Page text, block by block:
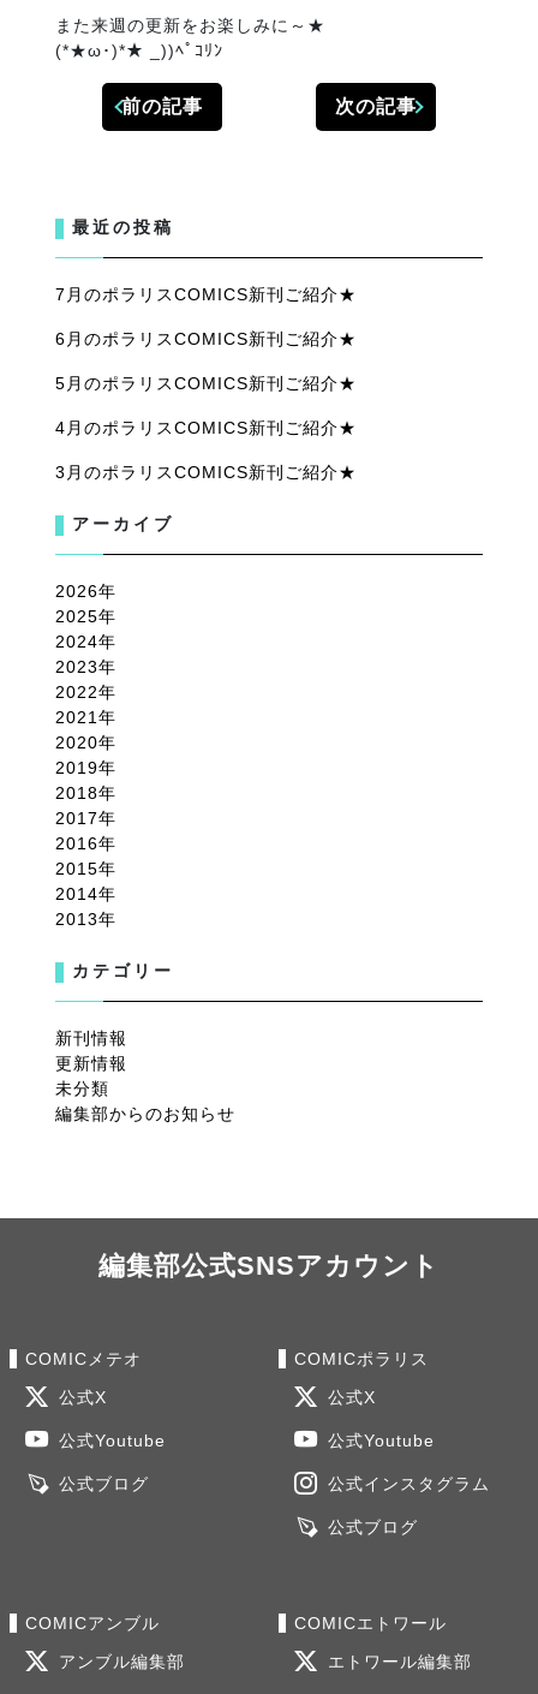
また来週の更新をお楽しみに～★
(*★ω･)*★ _))ﾍﾟｺﾘﾝ
前の記事 次の記事
最近の投稿
7月のポラリスCOMICS新刊ご紹介★
6月のポラリスCOMICS新刊ご紹介★
5月のポラリスCOMICS新刊ご紹介★
4月のポラリスCOMICS新刊ご紹介★
3月のポラリスCOMICS新刊ご紹介★
アーカイブ
2026
2025
2024
2023
2022
2021
2020
2019
2018
2017
2016
2015
2014
2013
カテゴリー
新刊情報
更新情報
未分類
編集部からのお知らせ
編集部公式SNSアカウント
COMICメテオ
公式X
公式Youtube
公式ブログ
COMICポラリス
公式X
公式Youtube
公式インスタグラム
公式ブログ
COMICアンブル
アンブル編集部
COMICエトワール
エトワール編集部